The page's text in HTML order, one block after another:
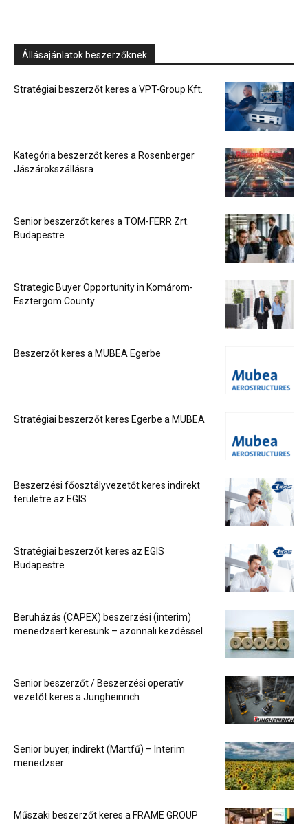
Állásajánlatok beszerzőknek
Stratégiai beszerzőt keres a VPT-Group Kft.
Kategória beszerzőt keres a Rosenberger
Jászárokszállásra
Senior beszerzőt keres a TOM-FERR Zrt.
Budapestre
Strategic Buyer Opportunity in Komárom-
Esztergom County
Beszerzőt keres a MUBEA Egerbe
Stratégiai beszerzőt keres Egerbe a MUBEA
Beszerzési főosztályvezetőt keres indirekt
területre az EGIS
Stratégiai beszerzőt keres az EGIS
Budapestre
Beruházás (CAPEX) beszerzési (interim)
menedzsert keresünk – azonnali kezdéssel
Senior beszerzőt / Beszerzési operatív
vezetőt keres a Jungheinrich
Senior buyer, indirekt (Martfű) – Interim
menedzser
Műszaki beszerzőt keres a FRAME GROUP